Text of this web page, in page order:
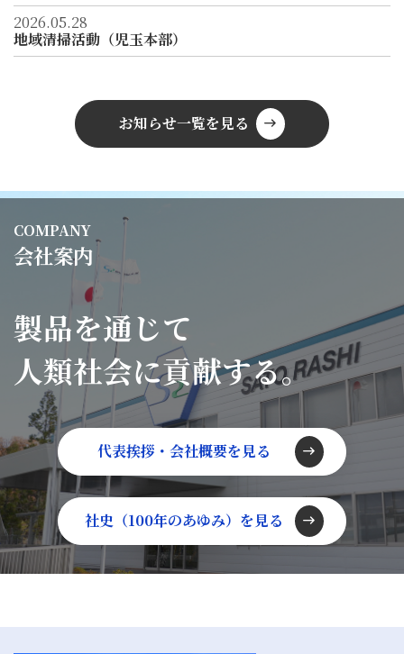
地域清掃活動（児玉本部）
2026.05.28
お知らせ一覧を見る east
COMPANY
会社案内
製品を通じて
人類社会に貢献する。
代表挨拶・会社概要を見る east
社史（100年のあゆみ）を見る east